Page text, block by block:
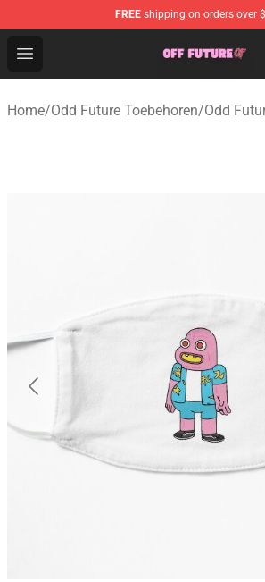
FREE shipping on orders over
Open menu
Odd Future Store - Official Odd
Home/Odd Future Toebehoren/Odd